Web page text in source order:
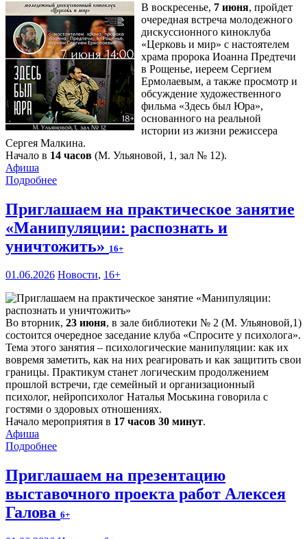
В воскресенье, 7 июня, пройдет
очередная встреча молодежного
дискуссионного киноклуба
«Церковь и мир» с настоятелем
храма пророка Иоанна Предтечи
в Рощенье, иереем Сергием
Ермолаевым, а также просмотр и
обсуждение художественного
фильма «Здесь был Юра»,
основанного на реальной
истории из жизни режиссера
Сергея Малкина.
Начало в 14 часов (М. Ульяновой, 1, зал № 12).
Афиша
Подробнее
Приглашаем на практическое занятие
«Манипуляции: распознать и
уничтожить» 16+
01.06.2026 Новости, 16+
Во вторник, 23 июня, в зале библиотеки № 2 (М. Ульяновой,1)
состоится очередное заседание клуба «Спросите у психолога».
Тема этого занятия – психологические манипуляции: как их
вовремя заметить, как на них реагировать и как защитить свои
границы. Практикум станет логическим продолжением
прошлой встречи, где семейный и организационный
психолог, нейропсихолог Наталья Моськина говорила с
гостями о здоровых отношениях.
Начало мероприятия в 17 часов 30 минут.
Афиша
Подробнее
Приглашаем на презентацию
выставочного проекта работ Алексея
Галова 6+